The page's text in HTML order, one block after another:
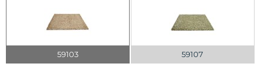
59103 59107